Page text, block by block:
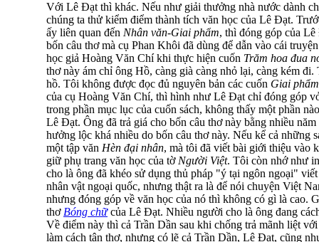
Với Lê Đạt thì khác. Nếu như giải thưởng nhà nước dành
chúng ta thử kiểm điểm thành tích văn học của Lê Đạt.
ấy liên quan đến Nhân văn-Giai phẩm, thì đóng góp của
bốn câu thơ mà cụ Phan Khôi đã dùng để dẫn vào cái
học giả Hoàng Văn Chí khi thực hiện cuốn Trăm hoa đua
thơ này ám chỉ ông Hồ, càng già càng nhỏ lại, càng kém
hồ. Tôi không được đọc đủ nguyên bản các cuốn Giai phẩm
của cụ Hoàng Văn Chí, thì hình như Lê Đạt chỉ đóng góp
trong phần mục lục của cuốn sách, không thấy một phần
Lê Đạt. Ông đã trả giá cho bốn câu thơ này bằng nhiều
hưởng lộc khá nhiều do bốn câu thơ này. Nếu kể cả những
một tập văn Hèn đại nhân, mà tôi đã viết bài giới thiệu vào
giữ phụ trang văn học của tờ Người Việt. Tôi còn nhớ như
cho là ông đã khéo sử dụng thủ pháp "ý tại ngôn ngoại"
nhân vật ngoại quốc, nhưng thật ra là để nói chuyện Việt
nhưng đóng góp về văn học của nó thì không có gì là cao.
thơ Bóng chữcủa Lê Đạt. Nhiều người cho là ông đang
Về điểm này thì cả Trần Dần sau khi chống trả mãnh liệt
làm cách tân thơ, nhưng có lẽ cả Trần Dần, Lê Đạt, cũng